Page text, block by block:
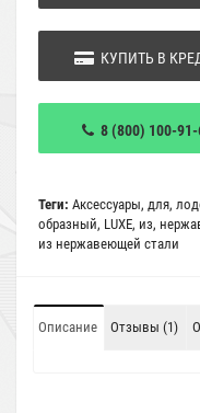
КУПИТЬ В
8 (800) 100-
Теги: Аксессуары, для,
образный, LUXE, из,
из нержавеющей стали
Описание Отзывы (1)